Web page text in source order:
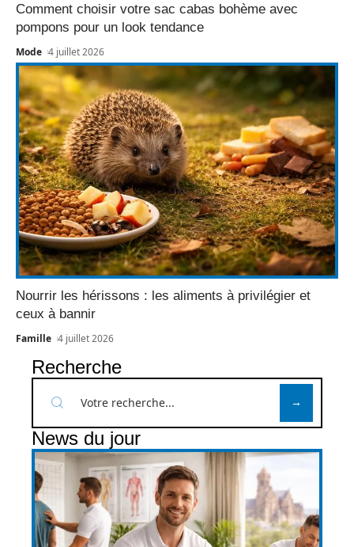
Comment choisir votre sac cabas bohème avec
pompons pour un look tendance
Mode 4 juillet 2026
Nourrir les hérissons : les aliments à privilégier et
ceux à bannir
Famille 4 juillet 2026
Recherche
News du jour